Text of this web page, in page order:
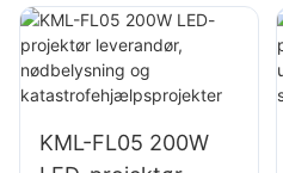
byggepladser
KML-FL05 200W